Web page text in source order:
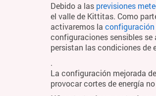
Debido a las previsiones
el valle de Kittitas. Como
activaremos la configuración
configuraciones sensibles
persistan las condiciones de
.
La configuración mejorada
provocar cortes de energía